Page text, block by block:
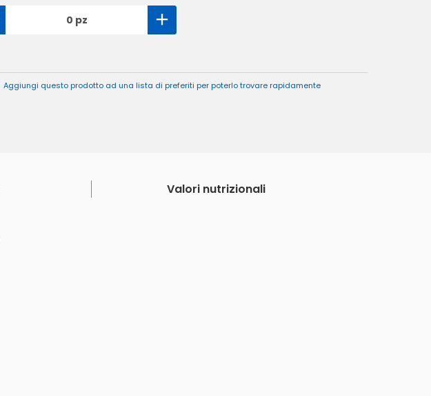
0 pz
Aggiungi questo prodotto ad una lista di preferiti per poterlo trovare rapidamente
Valori nutrizionali